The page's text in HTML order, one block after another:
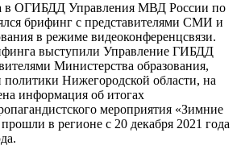
в ОГИБДД Управления МВД России по
брифинг с представителями СМИ и
в режиме видеоконференцсвязи.
выступили Управление ГИБДД
Министерства образования,
Нижегородской области, на
информация об итогах
мероприятия «Зимние
в регионе с 20 декабря 2021 года